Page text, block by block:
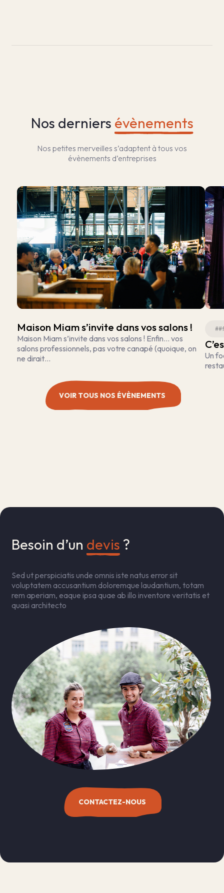
Nos derniers évènements
Nos petites merveilles s’adaptent à tous vos
évènements d’entreprises
Maison Miam s’invite dans vos salons !
Maison Miam s’invite dans vos salons ! Enfin… vos
salons professionnels, pas votre canapé (quoique, on
ne dirait…
Un
VOIR TOUS NOS ÉVÈNEMENTS
Besoin d’un devis ?
Sed ut perspiciatis unde omnis iste natus error sit
voluptatem accusantium doloremque laudantium, totam
rem aperiam, eaque ipsa quae ab illo inventore veritatis et
quasi architecto
CONTACTEZ-NOUS